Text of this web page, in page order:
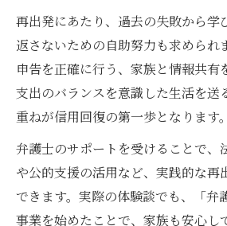
再出発にあたり、過去の失敗から学
返さないための自助努力も求められ
申告を正確に行う、家族と情報共有
支出のバランスを意識した生活を送
重ねが信用回復の第一歩となります。
弁護士のサポートを受けることで、
や公的支援の活用など、実践的な再
できます。実際の体験談でも、「弁
事業を始めたことで、家族も安心し